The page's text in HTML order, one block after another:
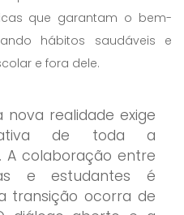
que garantam o bem-
hábitos saudáveis e
e fora dele.
nova realidade exige
de toda a
A colaboração entre
e estudantes é
transição ocorra de